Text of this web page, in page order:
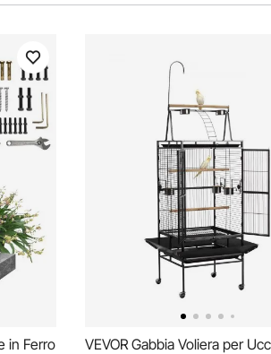
in Ferro
VEVOR Gabbia Voliera per